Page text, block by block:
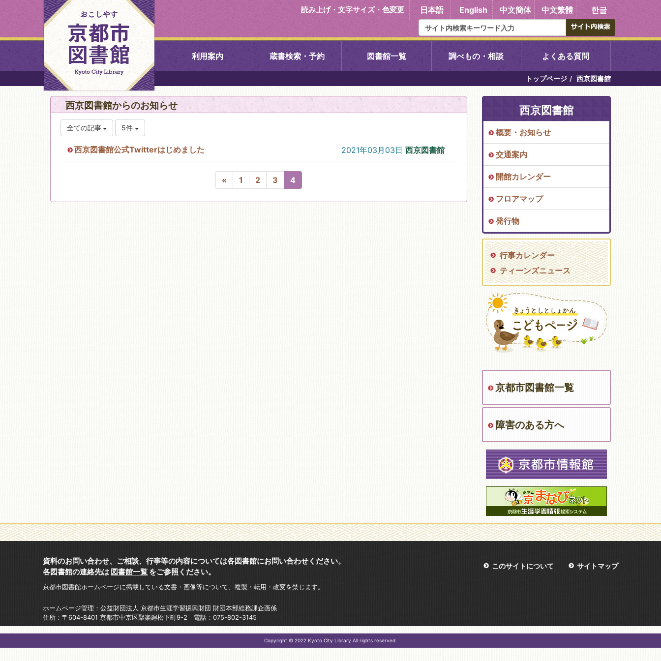
読み上げ・文字サイズ・色変更 日本語 English 中文簡体 中文繁體 한글
利用案内 蔵書検索・予約 図書館一覧
中央図書館 右京中央図書館 伏見中央図書館 醍醐中央図書館
北図書館 左京図書館 岩倉図書館 東山図書館
吉祥院図書館
久世ふれあいセンター図
西京図書館 向島図書館
こどもみらい館子育て図
コミュニティプラザ深草
図書館
調べもの・相談 よくある質問
トップページ 西京図書館
西京図書館からのお知らせ
全ての記事 5件
西京図書館公式Twitterはじめました 2021年03月03日 西京図書館
« 1 2 3 4
西京図書館
概要・お知らせ
交通案内
開館カレンダー
フロアマップ
発行物
行事カレンダー
ティーンズニュース
京都市図書館一覧
障害のある方へ
このサイトについて サイトマップ
資料のお問い合わせ、ご相談、行事等の内容については各図書館にお問い合わせください。
各図書館の連絡先は 図書館一覧 をご参照ください。
京都市図書館ホームページに掲載している文書・画像等について、複製・転用・改変を禁じます。
ホームページ管理：公益財団法人 京都市生涯学習振興財団 財団本部総務課企画係
住所：〒604-8401 京都市中京区聚楽廻松下町9-2 電話：075-802-3145
Copyright © 2022 Kyoto City Library All rights reserved.